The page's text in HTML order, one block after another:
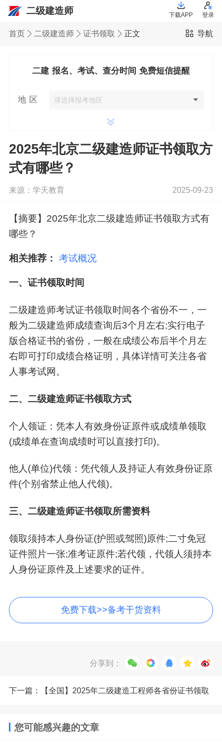
二级建造师 下载APP 登录
首页 二级建造师 证书领取 正文 导航
二建 报名、考试、查分时间 免费短信提醒
地 区
2025年北京二级建造师证书领取方
式有哪些？
来源：学天教育 2025-09-23
【摘要】2025年北京二级建造师证书领取方式有
哪些？
相关推荐： 考试概况
一、证书领取时间
二级建造师考试证书领取时间各个省份不一，一
般为二级建造师成绩查询后3个月左右;实行电子
版合格证书的省份，一般在成绩公布后半个月左
右即可打印成绩合格证明，具体详情可关注各省
人事考试网。
二、二级建造师证书领取方式
个人领证：凭本人有效身份证原件或成绩单领取
(成绩单在查询成绩时可以直接打印)。
他人(单位)代领：凭代领人及持证人有效身份证原
件(个别省禁止他人代领)。
三、二级建造师证书领取所需资料
领取须持本人身份证(护照或驾照)原件;二寸免冠
证件照片一张;准考证原件;若代领，代领人须持本
人身份证原件及上述要求的证件。
免费下载>>备考干货资料
分享到：
下一篇：【全国】2025年二级建造工程师各省份证书领取
您可能感兴趣的文章